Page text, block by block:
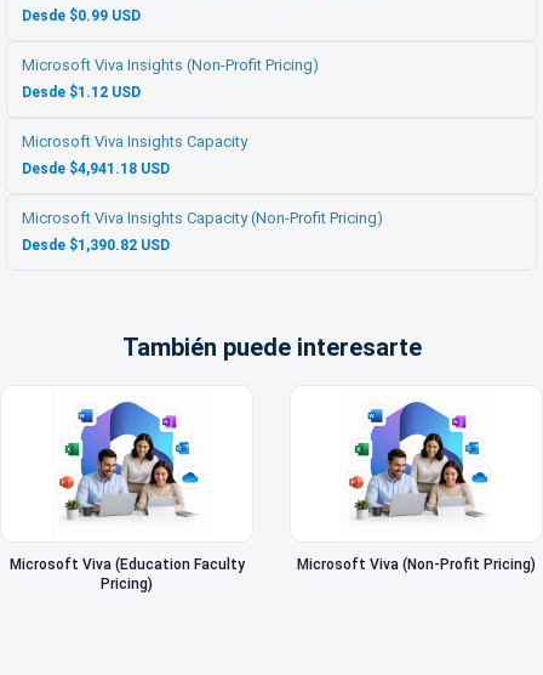
Desde $0.99 USD
Microsoft Viva Insights (Non-Profit Pricing)
Desde $1.12 USD
Microsoft Viva Insights Capacity
Desde $4,941.18 USD
Microsoft Viva Insights Capacity (Non-Profit Pricing)
Desde $1,390.82 USD
También puede interesarte
Microsoft Viva (Education Faculty
Pricing)
Microsoft Viva (Non-Profit Pricing)